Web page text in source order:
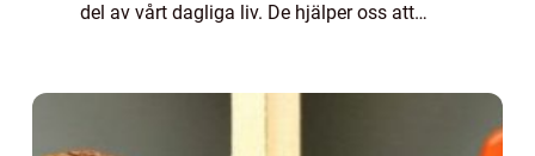
del av vårt dagliga liv. De hjälper oss att